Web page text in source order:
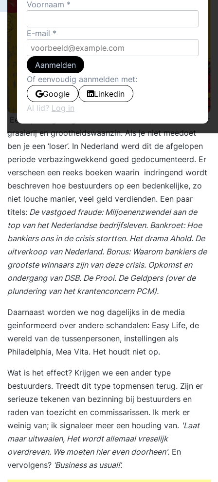
Een op hol geslagen financiële wereld; ruim baan voor
graaierij en grootheidswaanzin. Als je niet meedoet
ben je een ‘loser’. In Nederland werd dit de afgelopen
periode verbazingwekkend goed gedocumenteerd. Er
verscheen een reeks boeken waarin indringend wordt
beschreven hoe bestuurders op een bedenkelijke, zo
niet louche manier, veel geld verdienden. Een paar
titels: De vastgoed fraude: Miljoenenzwendel aan de
top van het Nederlandse bedrijfsleven. Bankroet: Hoe
bankiers ons in de crisis stortten. Het drama Ahold. De
uitverkoop van Nederland. Bonus: Waarom bankiers de
grootste winnaars zijn van deze crisis. Opkomst en
ondergang van DSB. De Prooi. De Geldpers (over de
plundering van het krantenconcern PCM).
Daarnaast worden we nog dagelijks in de media
geinformeerd over andere schandalen: Easy Life, de
wereld van de tussenpersonen, instellingen als
Philadelphia, Mea Vita. Het houdt niet op.
Wat is het effect? Krijgen we een ander type
bestuurders. Treedt dit type topmensen terug. Zijn er
serieuze tekenen van bezinning bij bestuurders en
raden van toezicht en commissarissen. Ik merk er
weinig van; ik signaleer meer een houding van. 'Laat
maar uitwaaien, Het wordt allemaal vreselijk
overdreven. We moeten hier even doorheen'. En
vervolgens? ‘Business as usual!’.
Voornaam
E-mail
Aanmelden
Of eenvoudig aanmelden met:
Google
Linkedin
Al lid? Log in